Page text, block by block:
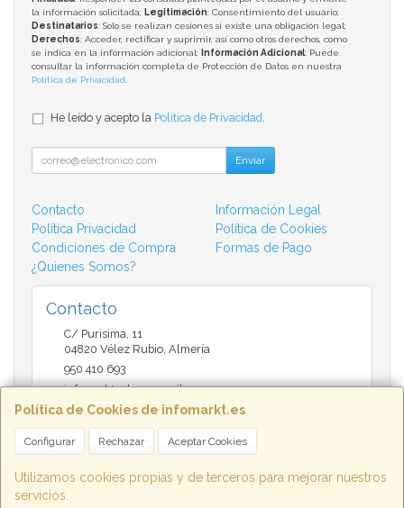
Política de Cookies de infomarkt.es
Configurar Rechazar Aceptar Cookies
Utilizamos cookies propias y de terceros para mejorar nuestros
servicios.
la información solicitada; Legitimación: Consentimiento del usuario;
Destinatarios: Solo se realizan cesiones si existe una obligación legal;
Derechos: Acceder, rectificar y suprimir, así como otros derechos, como
se indica en la información adicional;
Información Adicional: Puede
consultar la información completa de Protección de Datos en nuestra
Política de Privacidad
He leído y acepto la Política de Privacidad
Enviar
Contacto
Información Legal
Política Privacidad
Política de Cookies
Condiciones de Compra
Formas de Pago
¿Quienes Somos?
Contacto
C/ Purisima, 11
04820 Vélez Rubio Almería
950 410 693
infomarktvelez@gmail.com
Horario
9:30 a 14:00 y de 17:00 a 20:30